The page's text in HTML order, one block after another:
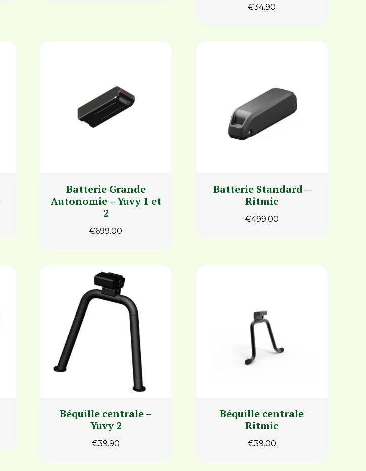
€34.90
Batterie Grande
Autonomie – Yuvy 1 et
2
€699.00
Batterie Standard –
Ritmic
€499.00
Béquille centrale –
Yuvy 2
€39.90
Béquille centrale
Ritmic
€39.00